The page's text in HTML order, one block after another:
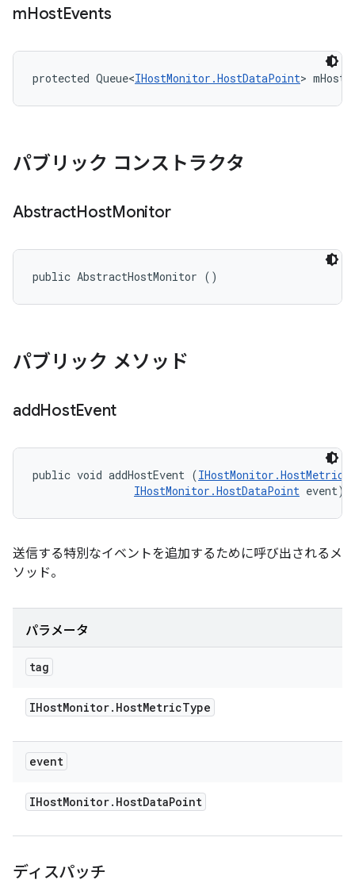
mHostEvents
protected Queue<IHostMonitor.HostDataPoint>
パブリック コンストラクタ
AbstractHostMonitor
public AbstractHostMonitor ()
パブリック メソッド
addHostEvent
public void addHostEvent (
IHostMonitor.HostDataPoint event)
送信する特別なイベントを追加するために呼び出されるメ
ソッド。
パラメータ
tag
IHostMonitor. HostMetricType
event
IHostMonitor. HostDataPoint
ディスパッチ